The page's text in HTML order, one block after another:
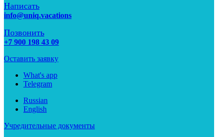
Написать
info@uniq.vacations
Позвонить
+7 900 198 43 09
Оставить заявку
What's app
Telegram
Russian
English
Учредительные документы